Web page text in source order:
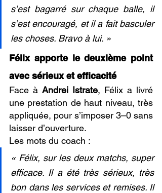
s’est bagarré sur chaque balle, il
s’est encouragé, et il a fait basculer
les choses. Bravo à lui. »
Félix apporte le deuxième point
avec sérieux et efficacité
Face à Andrei Istrate, Félix a livré
une prestation de haut niveau, très
appliquée, pour s’imposer 3–0 sans
laisser d’ouverture.
Les mots du coach :
« Félix, sur les deux matchs, super
efficace. Il a été très sérieux, très
bon dans les services et remises. Il